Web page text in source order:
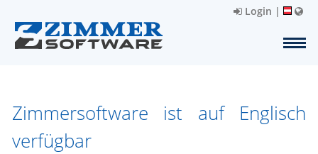
Login |
Zimmersoftware ist auf Englisch
verfügbar